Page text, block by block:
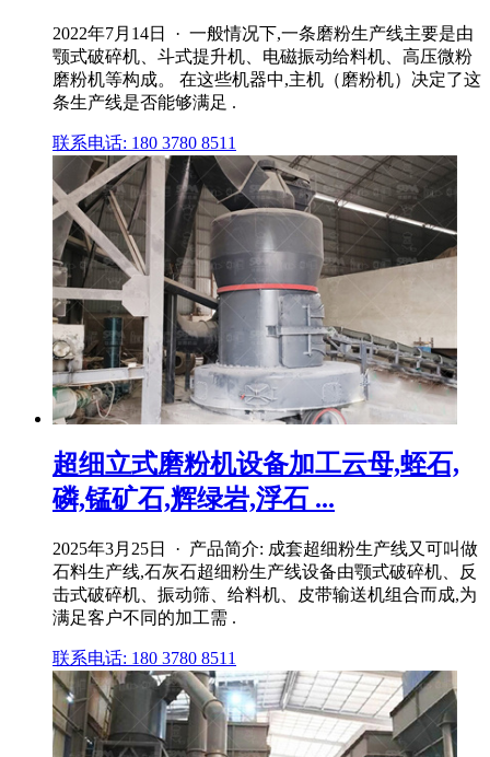
2022年7月14日 · 一般情况下,一条磨粉生产线主要是由
颚式破碎机、斗式提升机、电磁振动给料机、高压微粉
磨粉机等构成。 在这些机器中,主机（磨粉机）决定了这
条生产线是否能够满足 .
联系电话: 180 3780 8511
超细立式磨粉机设备加工云母,蛭石,
磷,锰矿石,辉绿岩,浮石 ...
2025年3月25日 · 产品简介: 成套超细粉生产线又可叫做
石料生产线,石灰石超细粉生产线设备由颚式破碎机、反
击式破碎机、振动筛、给料机、皮带输送机组合而成,为
满足客户不同的加工需 .
联系电话: 180 3780 8511